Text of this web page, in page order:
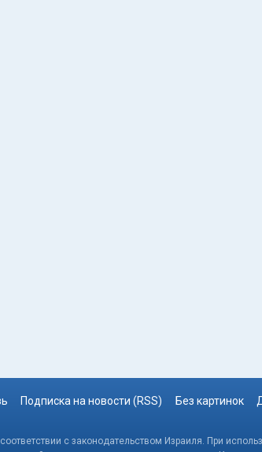
Подписка на новости (RSS) Без картинок
с законодательством Израиля. При